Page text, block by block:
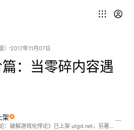
2017年11月07日
：当零碎内容遇
架
2025新作《任务管理新论：破解游戏化悖论》已上架 utgd.net，另著有《信息管理》《用 DEVONthink 驾驭 RSS 在线阅读》《在线搜索指津》(2024)《Shortcuts+ 自动化设计之道》《Keyboard Maestro 进阶指引》《Anki 进阶手册》等，欢迎阅读选购 ;)